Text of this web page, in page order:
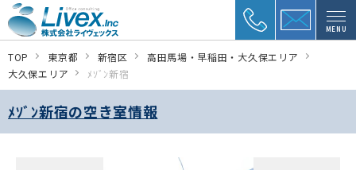
MENU
TOP 東京都 新宿区
高田馬場・早稲田・大久保エリア
大久保エリア
ﾒｿﾞﾝ新宿
ﾒｿﾞﾝ新宿の空き室情報